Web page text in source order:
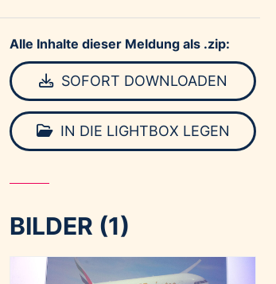
Alle Inhalte dieser Meldung als .zip:
SOFORT DOWNLOADEN
IN DIE LIGHTBOX LEGEN
BILDER (1)